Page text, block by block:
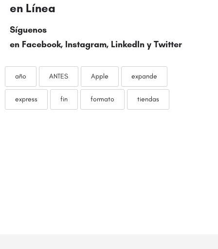
en Línea
Síguenos
en Facebook, Instagram, LinkedIn y Twitter
año ANTES Apple expande
express fin formato tiendas